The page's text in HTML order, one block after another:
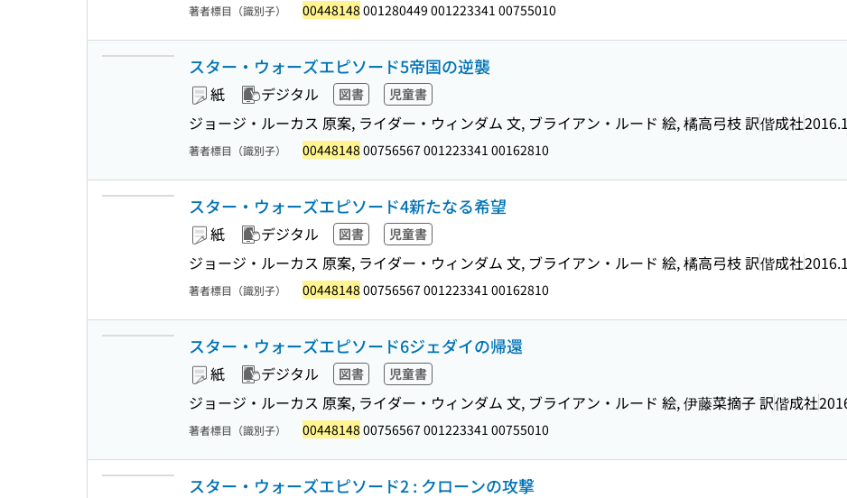
著者標目（識別子） 00448148 001280449 001223341 00755010
スター・ウォーズエピソード5帝国の逆襲
紙 デジタル 図書 児童書
ジョージ・ルーカス 原案, ライダー・ウィンダム 文, ブライアン・ルード 絵, 橘高弓枝 訳偕成社
著者標目（識別子） 00448148 00756567 001223341 00162810
スター・ウォーズエピソード4新たなる希望
紙 デジタル 図書 児童書
ジョージ・ルーカス 原案, ライダー・ウィンダム 文, ブライアン・ルード 絵, 橘高弓枝 訳偕成社
著者標目（識別子） 00448148 00756567 001223341 00162810
スター・ウォーズエピソード6ジェダイの帰還
紙 デジタル 図書 児童書
ジョージ・ルーカス 原案, ライダー・ウィンダム 文, ブライアン・ルード 絵, 伊藤菜摘子 訳偕成社
著者標目（識別子） 00448148 00756567 001223341 00755010
スター・ウォーズエピソード2 : クローンの攻撃